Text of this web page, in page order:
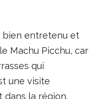
bien entretenu et
Machu Picchu, car
qui
une visite
dans la région.